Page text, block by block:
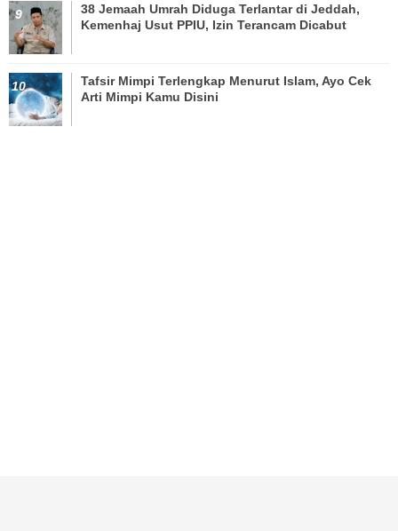
38 Jemaah Umrah Diduga Terlantar di Jeddah,
Kemenhaj Usut PPIU, Izin Terancam Dicabut
Tafsir Mimpi Terlengkap Menurut Islam, Ayo Cek
Arti Mimpi Kamu Disini